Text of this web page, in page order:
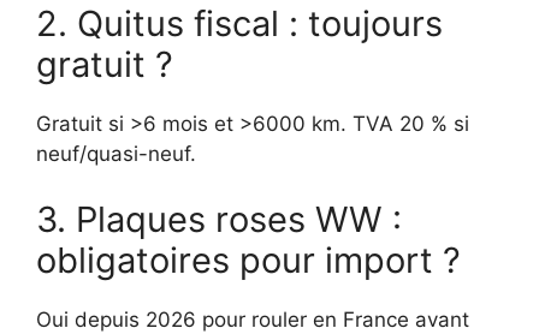
2. Quitus fiscal : toujours
gratuit ?
Gratuit si >6 mois et >6000 km. TVA 20 % si
neuf/quasi-neuf.
3. Plaques roses WW :
obligatoires pour import ?
Oui depuis 2026 pour rouler en France avant